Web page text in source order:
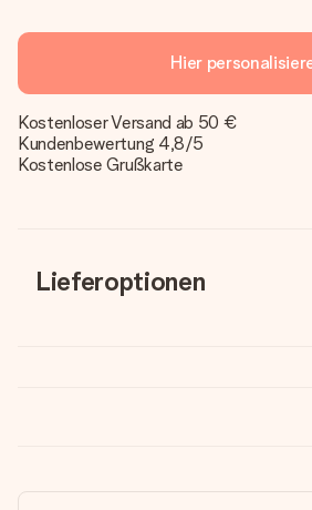
Hier
Kostenloser Versand ab 50 €
Kundenbewertung 4,8/5
Kostenlose Grußkarte
Lieferoptionen